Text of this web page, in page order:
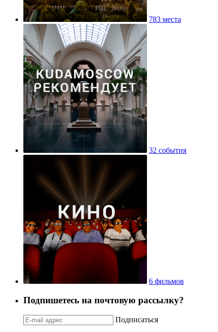
783 места
32 события
6 фильмов
Подпишетесь на почтовую рассылку?
Подписаться